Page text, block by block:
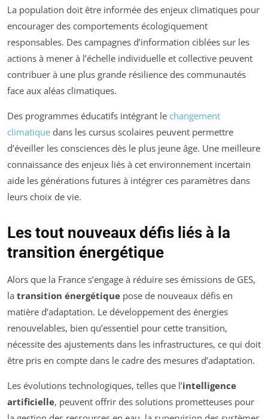
La population doit être informée des enjeux climatiques pour
encourager des comportements écologiquement
responsables. Des campagnes d’information ciblées sur les
actions à mener à l’échelle individuelle et collective peuvent
contribuer à une plus grande résilience des communautés
face aux aléas climatiques.
Des programmes éducatifs intégrant le changement
climatique dans les cursus scolaires peuvent permettre
d’éveiller les consciences dès le plus jeune âge. Une meilleure
connaissance des enjeux liés à cet environnement incertain
aide les générations futures à intégrer ces paramètres dans
leurs choix de vie.
Les tout nouveaux défis liés à la
transition énergétique
Alors que la France s’engage à réduire ses émissions de GES,
la transition énergétique pose de nouveaux défis en
matière d’adaptation. Le développement des énergies
renouvelables, bien qu’essentiel pour cette transition,
nécessite des ajustements dans les infrastructures, ce qui doit
être pris en compte dans le cadre des mesures d’adaptation.
Les évolutions technologiques, telles que l’intelligence
artificielle, peuvent offrir des solutions prometteuses pour